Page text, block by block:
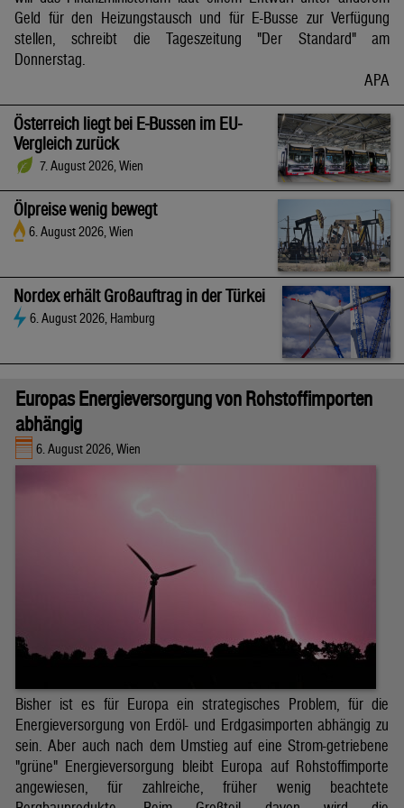
Geld für den Heizungstausch und für E-Busse zur Verfügung
stellen, schreibt die Tageszeitung "Der Standard" am
Donnerstag.
APA
Österreich liegt bei E-Bussen im EU-
Vergleich zurück
7. August 2026, Wien
Ölpreise wenig bewegt
6. August 2026, Wien
Nordex erhält Großauftrag in der Türkei
6. August 2026, Hamburg
Europas Energieversorgung von Rohstoffimporten
abhängig
6. August 2026, Wien
Bisher ist es für Europa ein strategisches Problem, für die
Energieversorgung von Erdöl- und Erdgasimporten abhängig zu
sein. Aber auch nach dem Umstieg auf eine Strom-getriebene
"grüne" Energieversorgung bleibt Europa auf Rohstoffimporte
angewiesen, für zahlreiche, früher wenig beachtete